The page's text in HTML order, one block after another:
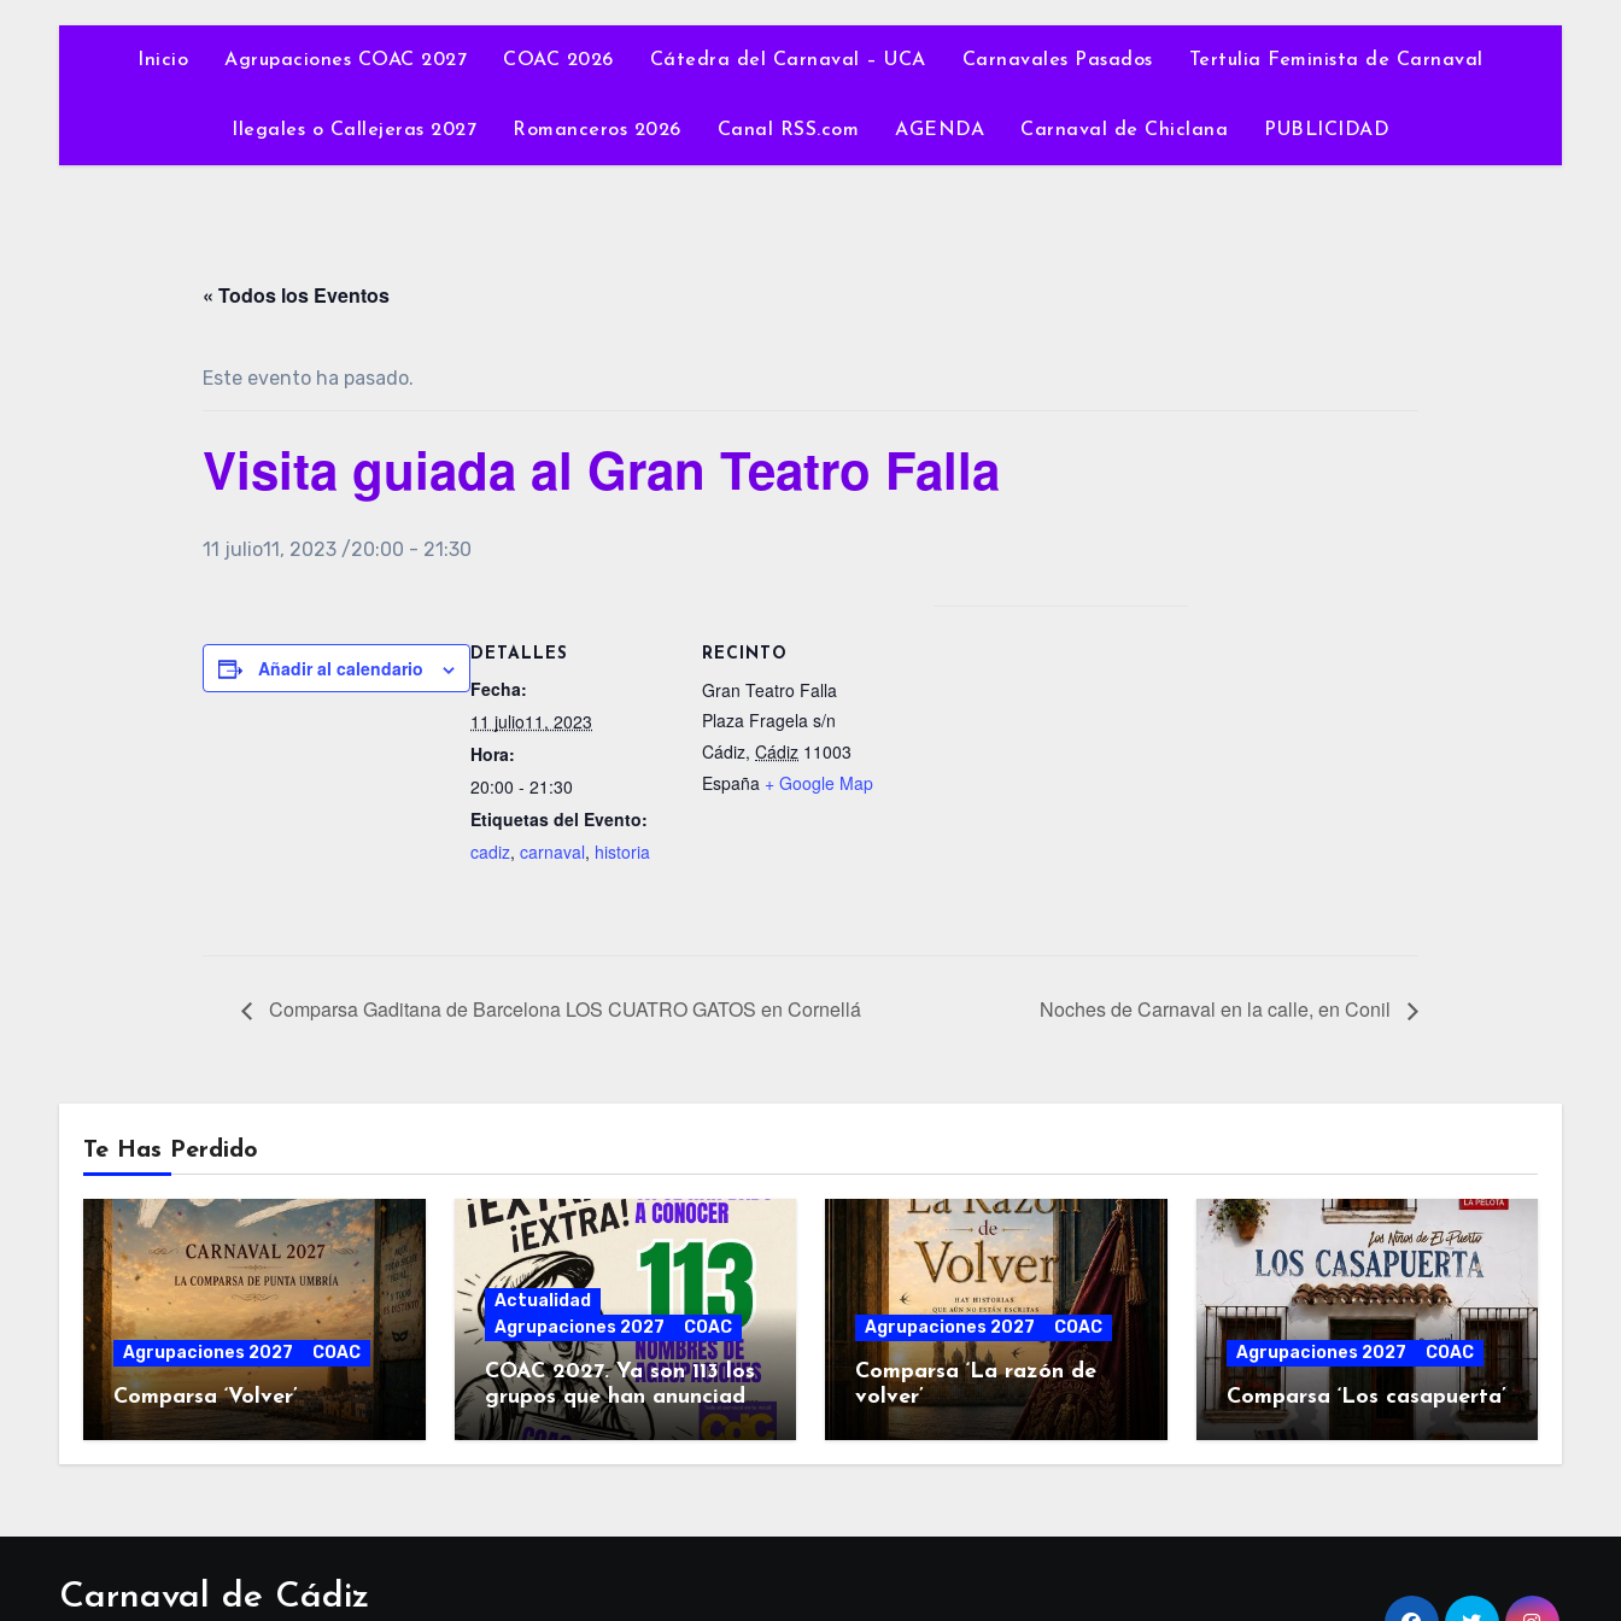
Inicio Agrupaciones COAC 2027 COAC 2026 Cátedra del Carnaval – UCA Carnavales Pasados Tertulia Feminista de Carnaval
Ilegales o Callejeras 2027 Romanceros 2026 Canal RSS.com AGENDA Carnaval de Chiclana PUBLICIDAD
« Todos los Eventos
Este evento ha pasado.
Visita guiada al Gran Teatro Falla
11 julio11, 2023 /20:00 - 21:30
Añadir al calendario
DETALLES
Fecha:
11 julio11, 2023
Hora:
20:00 - 21:30
Etiquetas del Evento:
cadiz, carnaval, historia
RECINTO
Gran Teatro Falla
Plaza Fragela s/n
Cádiz, Cádiz 11003
España + Google Map
Comparsa Gaditana de Barcelona LOS CUATRO GATOS en Cornellá Noches de Carnaval en la calle, en Conil
Te Has Perdido
Agrupaciones 2027 COAC
Comparsa ‘Volver’
Actualidad
Agrupaciones 2027
COAC
COAC 2027. Ya son 113 los
grupos que han anunciado
sus proyectos
Agrupaciones 2027 COAC
Comparsa ‘La razón de
volver’
Agrupaciones 2027 COAC
Comparsa ‘Los casapuerta’
Carnaval de Cádiz